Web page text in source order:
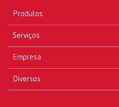
Produtos
Instrumentos
Materiais
Serviços
Downloads
Empresa
Diversos